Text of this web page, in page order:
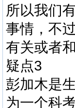
所以我们
事情，不
有关或者
疑点3
彭加木是
为一个科